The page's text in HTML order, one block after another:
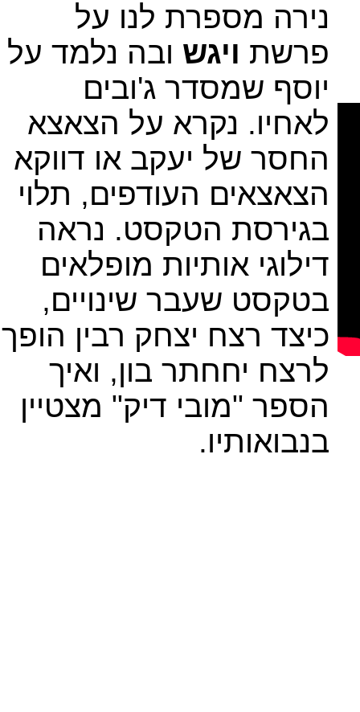
נירה מספרת לנו על
פרשת ויגש ובה נלמד על
יוסף שמסדר ג'ובים
לאחיו. נקרא על הצאצא
החסר של יעקב או דווקא
הצאצאים העודפים, תלוי
בגירסת הטקסט. נראה
דילוגי אותיות מופלאים
בטקסט שעבר שינויים,
כיצד רצח יצחק רבין הופך
לרצח יחחתר בון, ואיך
הספר "מובי דיק" מצטיין
בנבואותיו.